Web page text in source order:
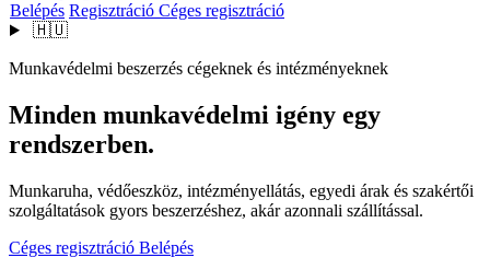
Belépés Regisztráció Céges regisztráció
🇭🇺
Munkavédelmi beszerzés cégeknek és intézményeknek
Minden munkavédelmi igény egy
rendszerben.
Munkaruha, védőeszköz, intézményellátás, egyedi árak és szakértői
szolgáltatások gyors beszerzéshez, akár azonnali szállítással.
Céges regisztráció Belépés